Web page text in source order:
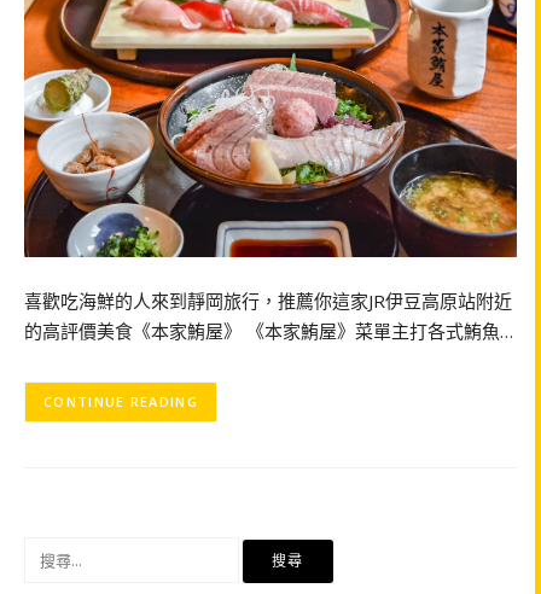
喜歡吃海鮮的人來到靜岡旅行，推薦你這家JR伊豆高原站附近
的高評價美食《本家鮪屋》 《本家鮪屋》菜單主打各式鮪魚…
CONTINUE READING